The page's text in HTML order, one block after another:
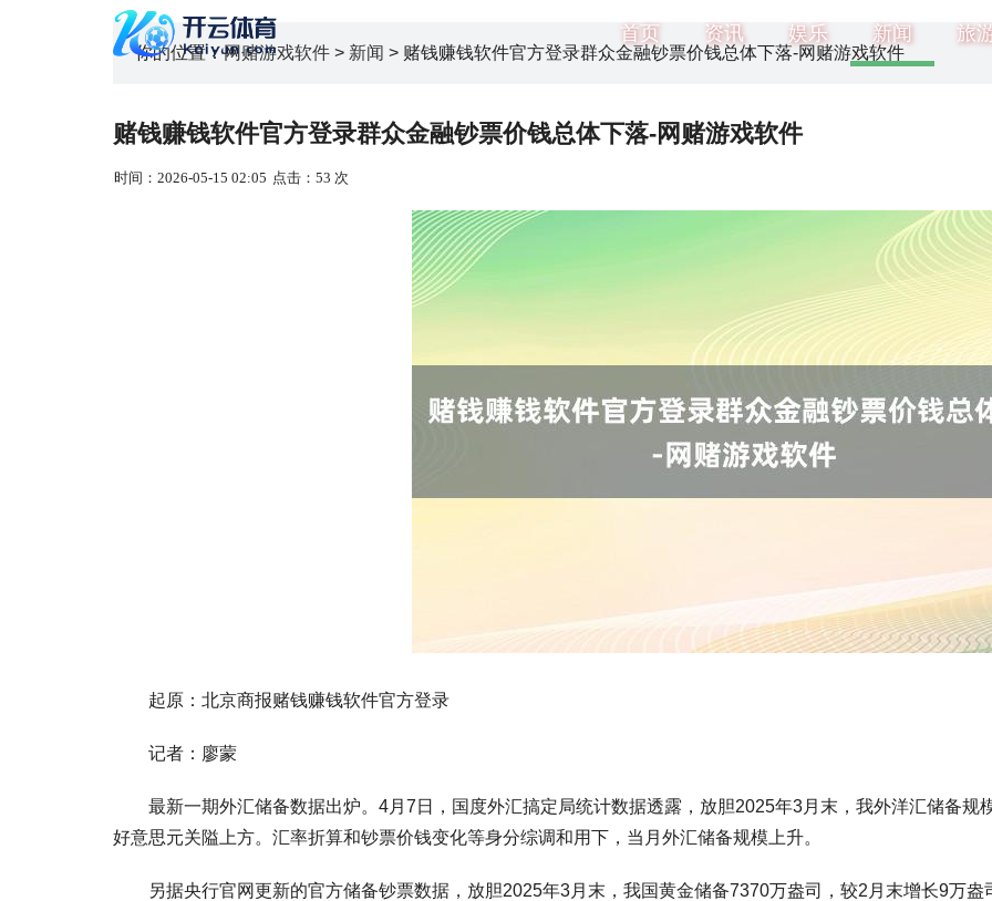
首页 资讯 娱乐 新闻 旅
你的位置：网赌游戏软件 > 新闻 > 赌钱赚钱软件官方登录群众金融钞票价钱总体下落-网赌游戏软件
赌钱赚钱软件官方登录群众金融钞票价钱总体下落-网赌游戏软件
时间：2026-05-15 02:05 点击：53 次
起原：北京商报赌钱赚钱软件官方登录
记者：廖蒙
最新一期外汇储备数据出炉。4月7日，国度外汇搞定局统计数据透露，放胆2025年3月末，我外洋汇储备规
好意思元关隘上方。汇率折算和钞票价钱变化等身分综调和用下，当月外汇储备规模上升。
另据央行官网更新的官方储备钞票数据，放胆2025年3月末，我国黄金储备7370万盎司，较2月末增长9万盎